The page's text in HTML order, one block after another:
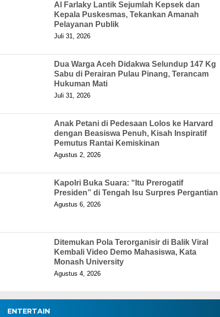
Al Farlaky Lantik Sejumlah Kepsek dan
Kepala Puskesmas, Tekankan Amanah
Pelayanan Publik
Juli 31, 2026
Dua Warga Aceh Didakwa Selundup 147 Kg
Sabu di Perairan Pulau Pinang, Terancam
Hukuman Mati
Juli 31, 2026
Anak Petani di Pedesaan Lolos ke Harvard
dengan Beasiswa Penuh, Kisah Inspiratif
Pemutus Rantai Kemiskinan
Agustus 2, 2026
Kapolri Buka Suara: “Itu Prerogatif
Presiden” di Tengah Isu Surpres Pergantian
Agustus 6, 2026
Ditemukan Pola Terorganisir di Balik Viral
Kembali Video Demo Mahasiswa, Kata
Monash University
Agustus 4, 2026
ENTERTAIN